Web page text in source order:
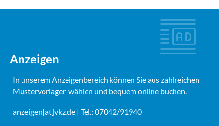
Anzeigen
In unserem Anzeigenbereich können Sie aus zahlreichen
Mustervorlagen wählen und bequem online buchen.
anzeigen[at]vkz.de | Tel.: 07042/91940